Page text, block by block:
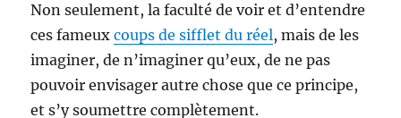
Non seulement, la faculté de voir et d’entendre
ces fameuxcoups de sifflet du réel, mais de les
imaginer, de n’imaginer qu’eux, de ne pas
pouvoir envisager autre chose que ce principe,
et s’y soumettre complètement.